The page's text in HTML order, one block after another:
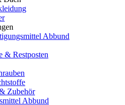
Abbund
& Restposten
Zubehör
Abbund